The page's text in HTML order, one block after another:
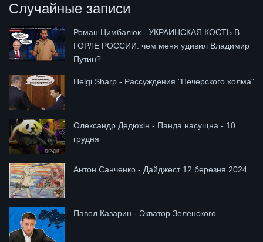
Случайные записи
Роман Цимбалюк - УКРАИНСКАЯ КОСТЬ В
ГОРЛЕ РОССИИ: чем меня удивил Владимир
Путин?
Helgi Sharp - Рассуждения "Печерского холма"
Олександр Дедюхін - Панда насущна - 10
грудня
Антон Санченко - Дайджест 12 березня 2024
Павел Казарин - Экватор Зеленского